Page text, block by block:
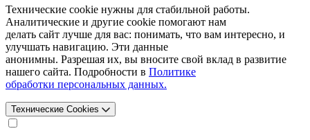
Технические cookie нужны для стабильной работы.
Аналитические и другие cookie помогают нам
делать сайт лучше для вас: понимать, что вам интересно, и
улучшать навигацию. Эти данные
анонимны. Разрешая их, вы вносите свой вклад в развитие
нашего сайта. Подробности в Политике
обработки персональных данных.
Технические Cookies